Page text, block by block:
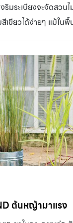
ริมระเบียงจะจัดสวน
ขียวได้ง่ายๆ แม้ในพื้
ต้นหญ้ามาแรง